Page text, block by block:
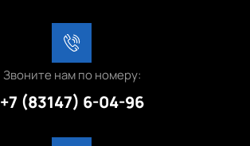
+7 (83147) 6-04-96
Звоните нам по номеру: